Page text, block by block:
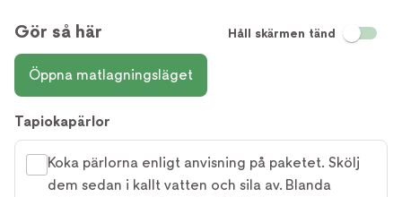
Gör så här Håll skärmen tänd
Öppna matlagningsläget
Tapiokapärlor
Koka pärlorna enligt anvisning på paketet. Skölj
dem sedan i kallt vatten och sila av. Blanda